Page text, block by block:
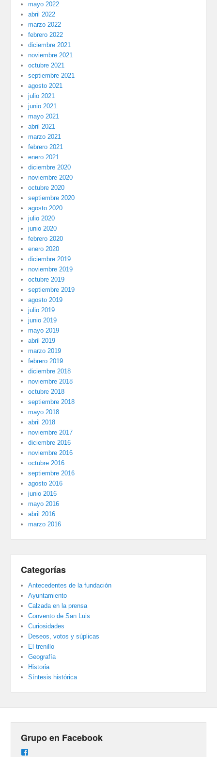
mayo 2022
abril 2022
marzo 2022
febrero 2022
diciembre 2021
noviembre 2021
octubre 2021
septiembre 2021
agosto 2021
julio 2021
junio 2021
mayo 2021
abril 2021
marzo 2021
febrero 2021
enero 2021
diciembre 2020
noviembre 2020
octubre 2020
septiembre 2020
agosto 2020
julio 2020
junio 2020
febrero 2020
enero 2020
diciembre 2019
noviembre 2019
octubre 2019
septiembre 2019
agosto 2019
julio 2019
junio 2019
mayo 2019
abril 2019
marzo 2019
febrero 2019
diciembre 2018
noviembre 2018
octubre 2018
septiembre 2018
mayo 2018
abril 2018
noviembre 2017
diciembre 2016
noviembre 2016
octubre 2016
septiembre 2016
agosto 2016
junio 2016
mayo 2016
abril 2016
marzo 2016
Categorías
Antecedentes de la fundación
Ayuntamiento
Calzada en la prensa
Convento de San Luis
Curiosidades
Deseos, votos y súplicas
El trenillo
Geografía
Historia
Síntesis histórica
Grupo en Facebook